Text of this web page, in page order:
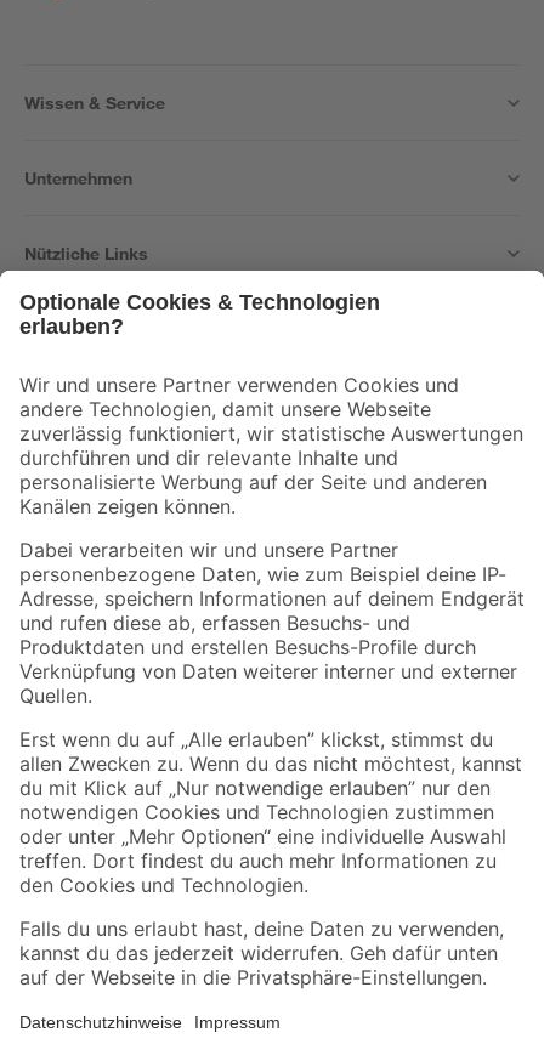
Wissen & Service
Unternehmen
Nützliche Links
Der toom Newsletter: Keine Angebote und Aktionen mehr verpassen!
Zur Newsletter Anmeldung
Folge uns
Zahlungsarten Versandarten
Sicher einkaufen
Jetzt die toom-App herunterladen
Alle Preisangaben in EUR inkl. gesetzl. MwSt.. Die dargestellten Angebote sind unter
Umständen nicht in allen Märkten verfügbar. Die angegebenen Verfügbarkeiten beziehen
Produkte nur solange der Vorrat reicht.
*Paketversand ab 59 € versandkostenfrei, gilt nicht für Artikel mit Speditionsversand, hier